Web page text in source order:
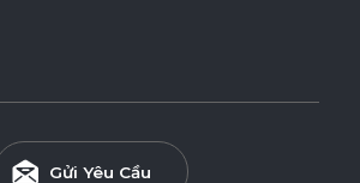
Gửi Yêu Cầu